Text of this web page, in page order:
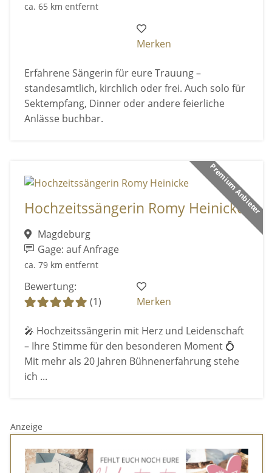
ca. 65 km entfernt
Merken
Erfahrene Sängerin für eure Trauung –
standesamtlich, kirchlich oder frei. Auch solo für
Sektempfang, Dinner oder andere feierliche
Anlässe buchbar.
Premium Anbieter
Hochzeitssängerin Romy Heinicke
Magdeburg
Gage: auf Anfrage
ca. 79 km entfernt
Bewertung:
(1)
Merken
🎤 Hochzeitssängerin mit Herz und Leidenschaft
– Ihre Stimme für den besonderen Moment 💍
Mit mehr als 20 Jahren Bühnenerfahrung stehe
ich ...
Anzeige